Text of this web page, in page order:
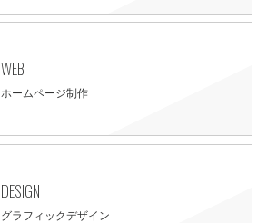
WEB
ホームページ制作
DESIGN
グラフィックデザイン